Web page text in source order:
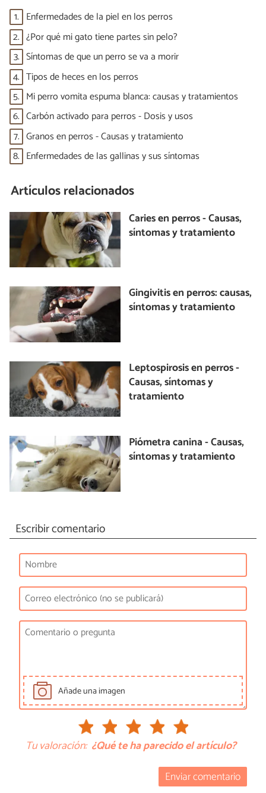
1. Enfermedades de la piel en los perros
2. ¿Por qué mi gato tiene partes sin pelo?
3. Síntomas de que un perro se va a morir
4. Tipos de heces en los perros
5. Mi perro vomita espuma blanca: causas y tratamientos
6. Carbón activado para perros - Dosis y usos
7. Granos en perros - Causas y tratamiento
8. Enfermedades de las gallinas y sus síntomas
Artículos relacionados
Caries en perros - Causas,
síntomas y tratamiento
Gingivitis en perros: causas,
síntomas y tratamiento
Leptospirosis en perros -
Causas, síntomas y
tratamiento
Piómetra canina - Causas,
síntomas y tratamiento
Escribir comentario
Añade una imagen
Tu valoración: ¿Qué te ha parecido el artículo?
Enviar comentario